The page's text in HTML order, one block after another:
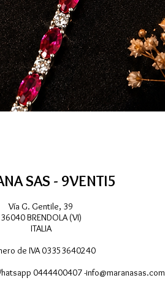
SAS - 9VENTI5
Vía G. Gentile, 39
36040 BRENDOLA (VI)
ITALIA
de IVA 03353640240
0444400407 -info@maranasas.com